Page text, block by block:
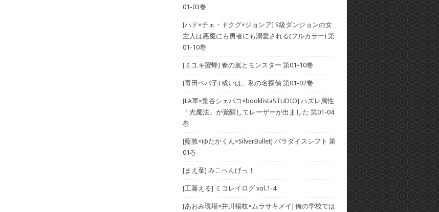
01-03巻
[ハド×チェ・ドクグ×ジョンア] S級ダンジョンの女
主人は悪魔にも勇者にも溺愛される(フルカラー) 第
01-10巻
[ミユキ蜜蜂] 春の嵐とモンスター 第01-10巻
[毒田ペパ子] 或いは、私の名探偵 第01-02巻
[LA軍×兎谷シェパコ×booklistaSTUDIO] ハズレ属性
「光魔法」が覚醒してレーザーが出ました 第01-04
巻
[藍敦×ゆたかくん×SilverBullet] パラダイスシフト 第
01巻
[まえ葉] みこへんげっ！
[工藤える] ミコレイログ vol.1-4
[あおみ現場×井川楊枝×ムラサキメイ] 俺の学校では